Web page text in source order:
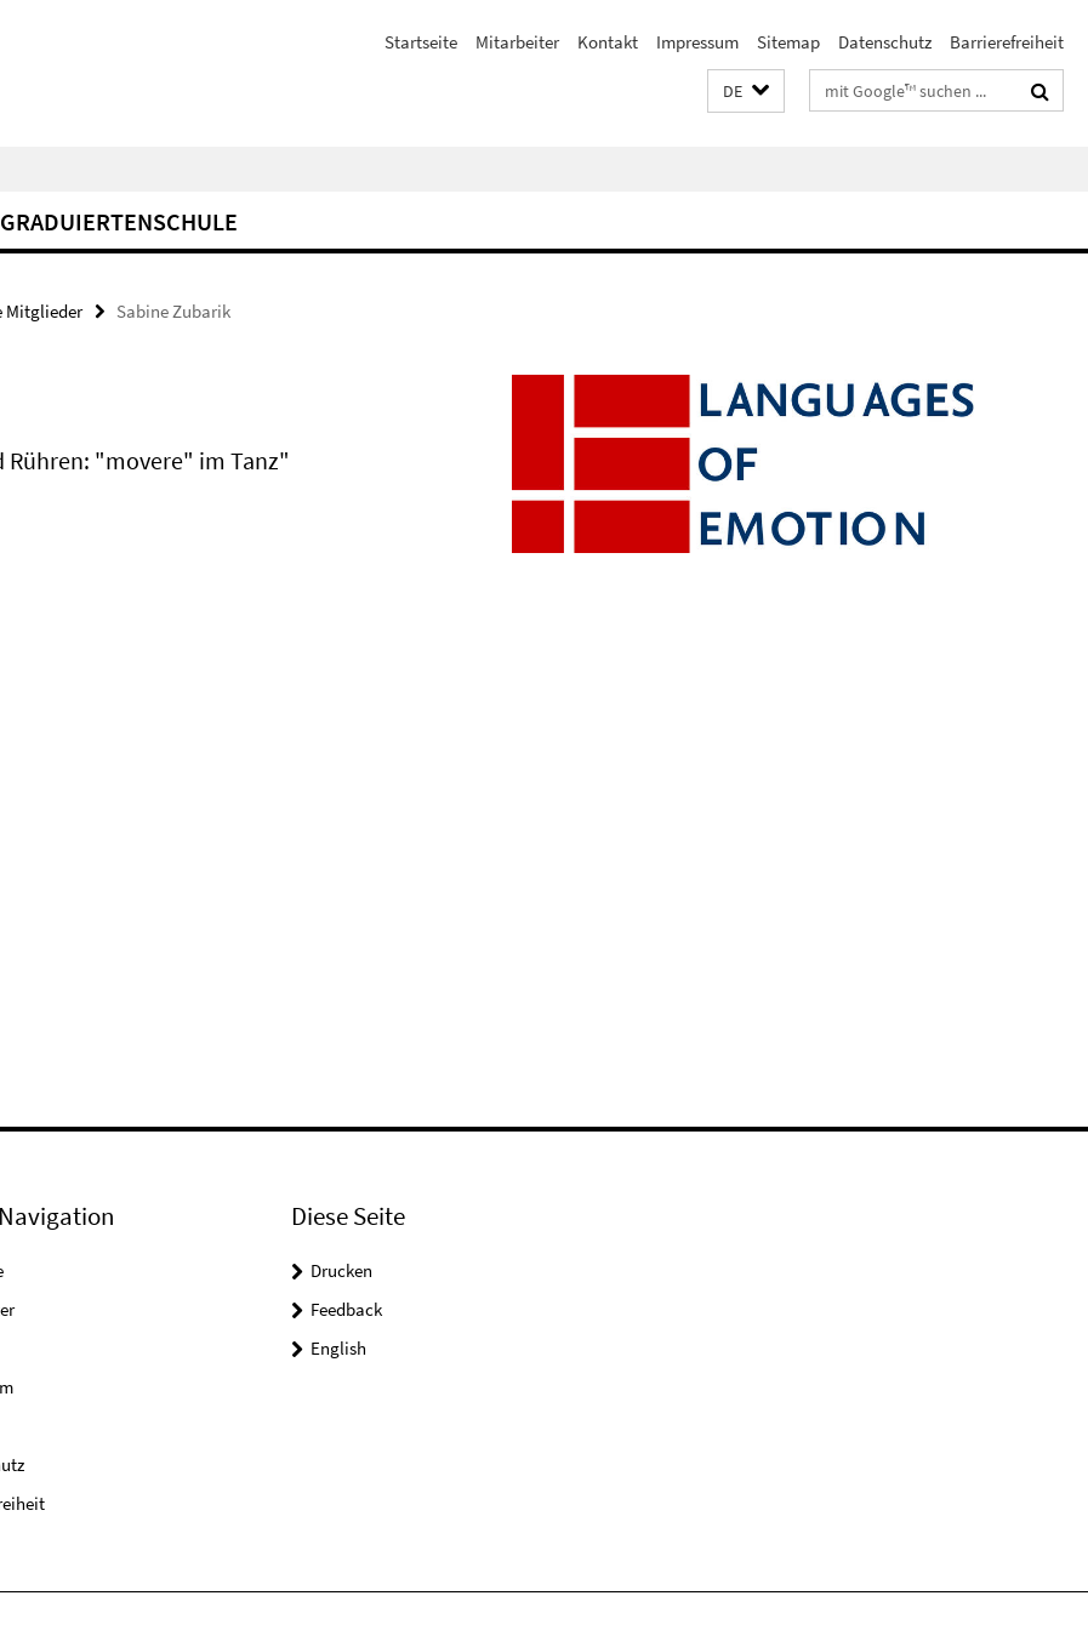
Startseite Mitarbeiter Kontakt Impressum Sitemap Datenschutz Barrierefreiheit
DE Suchbegriffe
GRADUIERTENSCHULE
Mitglieder Sabine Zubarik
"movere" im Tanz"
Diese Seite
Drucken
Feedback
English